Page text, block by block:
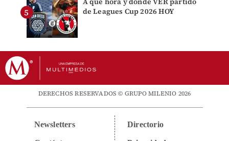
de Leagues Cup 2026 HOY
DERECHOS RESERVADOS © GRUPO MILENIO 2026
Newsletters Directorio